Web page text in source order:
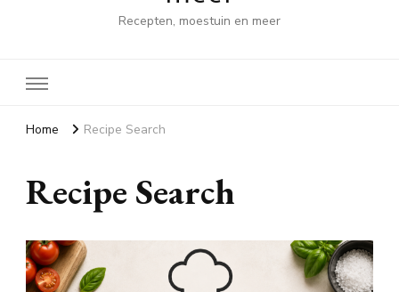
Recepten, moestuin en meer
Home Recipe Search
Recipe Search